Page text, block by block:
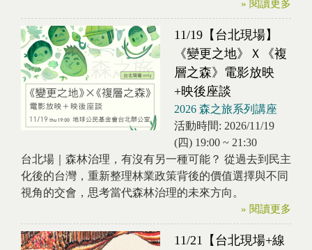
» 閱讀更多
11/19【台北現場】
《變更之地》Ｘ《複
層之森》電影放映
+映後座談
2026 森之旅系列講座
活動時間: 2026/11/19
(四) 19:00 ~ 21:30
台北場｜森林治理，有沒有另一種可能？ 從過去到民主
化後的台灣，重新整理林業政策背後的價值選擇與不同
視角的交會，思考當代森林治理的未來方向。
» 閱讀更多
11/21【台北現場+線